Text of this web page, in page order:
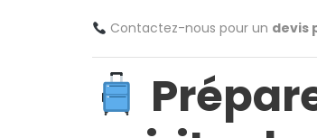
Contactez-nous pour un devis